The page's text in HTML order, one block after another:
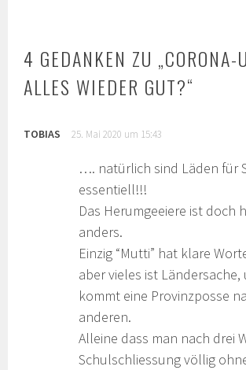
4 GEDANKEN ZU „CORONA-
ALLES WIEDER GUT?“
TOBIAS 25. Mai 2020 um 15:43
…. natürlich sind Läden für
essentiell!!!
Das Herumgeeiere ist doch
anders.
Einzig “Mutti” hat klare
aber vieles ist Ländersache,
kommt eine Provinzposse
anderen.
Alleine dass man nach drei
Schulschliessung völlig